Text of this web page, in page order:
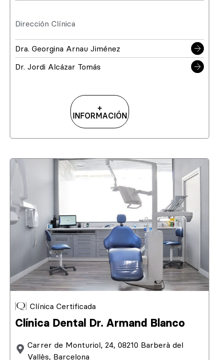
Dirección Clínica
Dra. Georgina Arnau Jiménez
Dr. Jordi Alcázar Tomás
+
INFORMACIÓN
Clínica Certificada
Clínica Dental Dr. Armand Blanco
Carrer de Monturiol, 24, 08210 Barberà del
Vallès, Barcelona